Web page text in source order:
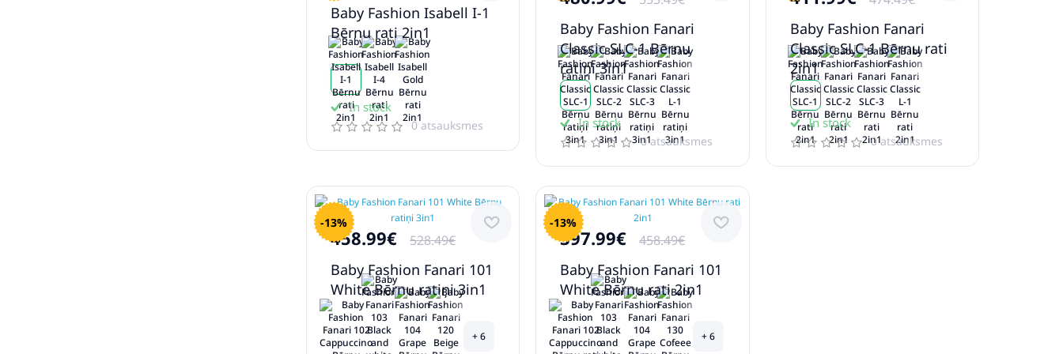
Baby Fashion Isabell I-1
Bērnu rati 2in1
In stock
0 atsauksmes
Baby Fashion Fanari
Classic SLC-1 Bērnu
ratiņi 3in1
In stock
0 atsauksmes
Baby Fashion Fanari
Classic SLC-1 Bērnu rati
2in1
In stock
0 atsauksmes
-13%
458.99€ 528.49€
Baby Fashion Fanari 101
White Bērnu ratiņi 3in1
+ 6
-13%
397.99€ 458.49€
Baby Fashion Fanari 101
White Bērnu rati 2in1
+ 6